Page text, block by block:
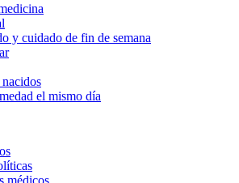
y cuidado de fin de semana
el mismo día
médicos